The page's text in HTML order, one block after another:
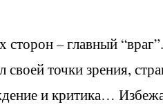
– главный
точки зрения,
и критика…